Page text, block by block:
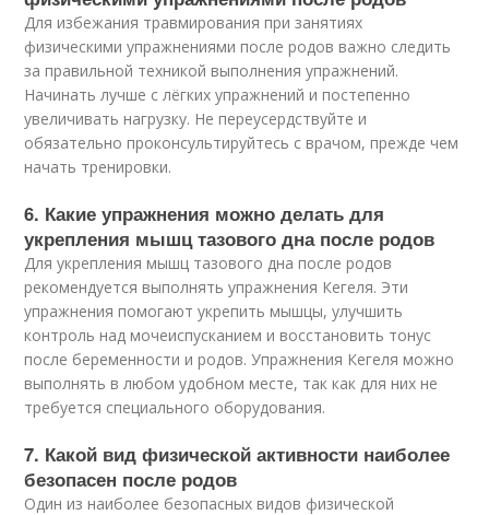
Для избежания травмирования при занятиях
физическими упражнениями после родов важно следить
за правильной техникой выполнения упражнений.
Начинать лучше с лёгких упражнений и постепенно
увеличивать нагрузку. Не переусердствуйте и
обязательно проконсультируйтесь с врачом, прежде чем
начать тренировки.
6. Какие упражнения можно делать для
укрепления мышц тазового дна после родов
Для укрепления мышц тазового дна после родов
рекомендуется выполнять упражнения Кегеля. Эти
упражнения помогают укрепить мышцы, улучшить
контроль над мочеиспусканием и восстановить тонус
после беременности и родов. Упражнения Кегеля можно
выполнять в любом удобном месте, так как для них не
требуется специального оборудования.
7. Какой вид физической активности наиболее
безопасен после родов
Один из наиболее безопасных видов физической